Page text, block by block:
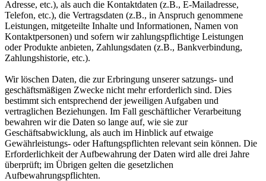
Adresse, etc.), als auch die Kontaktdaten (z.B., E-Mailadresse,
Telefon, etc.), die Vertragsdaten (z.B., in Anspruch genommene
Leistungen, mitgeteilte Inhalte und Informationen, Namen von
Kontaktpersonen) und sofern wir zahlungspflichtige Leistungen
oder Produkte anbieten, Zahlungsdaten (z.B., Bankverbindung,
Zahlungshistorie, etc.).
Wir löschen Daten, die zur Erbringung unserer satzungs- und
geschäftsmäßigen Zwecke nicht mehr erforderlich sind. Dies
bestimmt sich entsprechend der jeweiligen Aufgaben und
vertraglichen Beziehungen. Im Fall geschäftlicher Verarbeitung
bewahren wir die Daten so lange auf, wie sie zur
Geschäftsabwicklung, als auch im Hinblick auf etwaige
Gewährleistungs- oder Haftungspflichten relevant sein können. Die
Erforderlichkeit der Aufbewahrung der Daten wird alle drei Jahre
überprüft; im Übrigen gelten die gesetzlichen
Aufbewahrungspflichten.